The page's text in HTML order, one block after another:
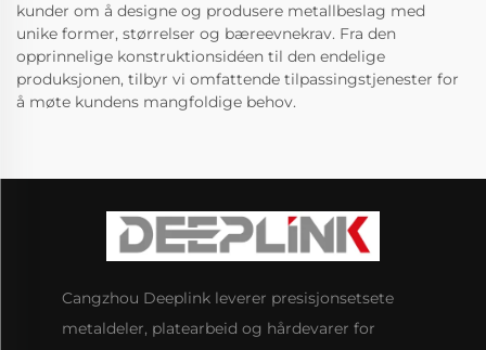
kunder om å designe og produsere metallbeslag med
unike former, størrelser og bæreevnekrav. Fra den
opprinnelige konstruktionsidéen til den endelige
produksjonen, tilbyr vi omfattende tilpassingstjenester for
å møte kundens mangfoldige behov.
Cangzhou Deeplink leverer presisjonsetsete
metaldeler, platearbeid og hårdevarer for